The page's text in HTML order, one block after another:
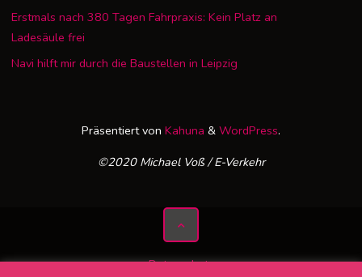
Erstmals nach 380 Tagen Fahrpraxis: Kein Platz an
Ladesäule frei
Navi hilft mir durch die Baustellen in Leipzig
Präsentiert von Kahuna & WordPress.
©2020 Michael Voß / E-Verkehr
Datenschutz